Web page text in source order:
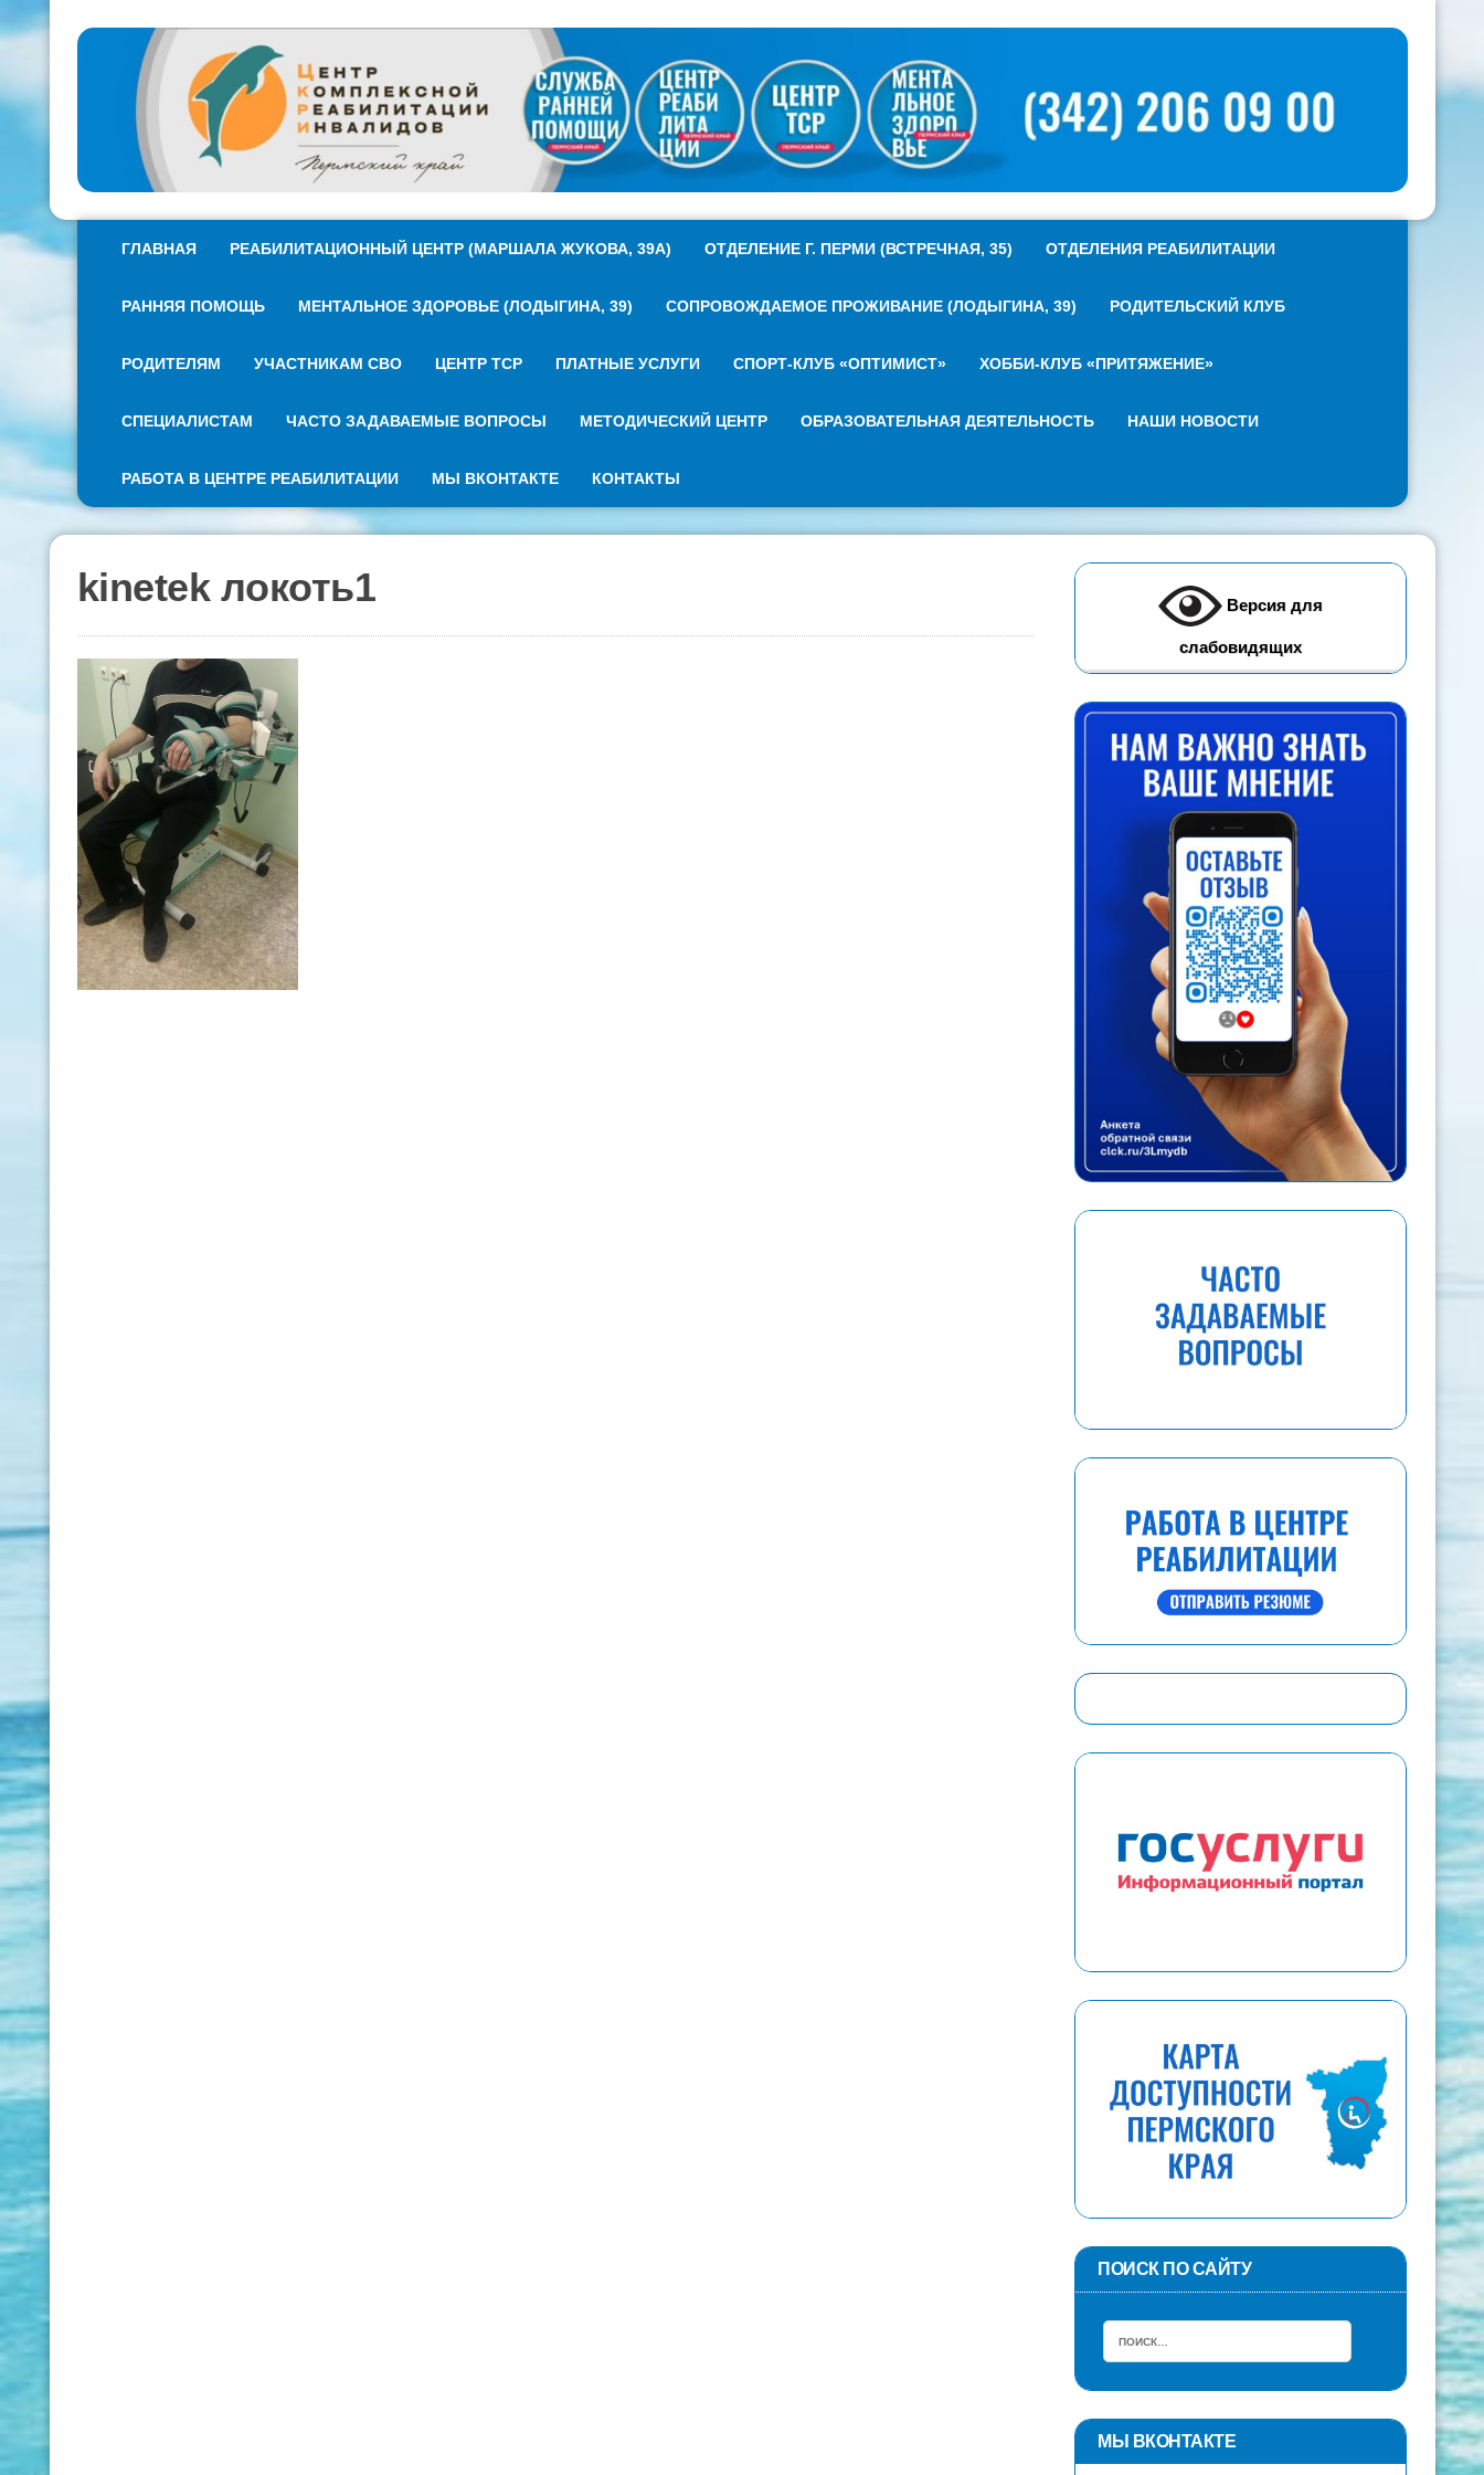
ГЛАВНАЯ РЕАБИЛИТАЦИОННЫЙ ЦЕНТР (МАРШАЛА ЖУКОВА, 39А) ОТДЕЛЕНИЕ Г. ПЕРМИ (ВСТРЕЧНАЯ, 35) ОТДЕЛЕНИЯ РЕАБИЛИТАЦИИ
РАННЯЯ ПОМОЩЬ МЕНТАЛЬНОЕ ЗДОРОВЬЕ (ЛОДЫГИНА, 39) СОПРОВОЖДАЕМОЕ ПРОЖИВАНИЕ (ЛОДЫГИНА, 39) РОДИТЕЛЬСКИЙ КЛУБ
РОДИТЕЛЯМ УЧАСТНИКАМ СВО ЦЕНТР ТСР ПЛАТНЫЕ УСЛУГИ СПОРТ-КЛУБ «ОПТИМИСТ» ХОББИ-КЛУБ «ПРИТЯЖЕНИЕ»
СПЕЦИАЛИСТАМ ЧАСТО ЗАДАВАЕМЫЕ ВОПРОСЫ МЕТОДИЧЕСКИЙ ЦЕНТР ОБРАЗОВАТЕЛЬНАЯ ДЕЯТЕЛЬНОСТЬ НАШИ НОВОСТИ
РАБОТА В ЦЕНТРЕ РЕАБИЛИТАЦИИ МЫ ВКОНТАКТЕ КОНТАКТЫ
kinetek локоть1 Версия для
слабовидящих
ПОИСК ПО САЙТУ
МЫ ВКОНТАКТЕ